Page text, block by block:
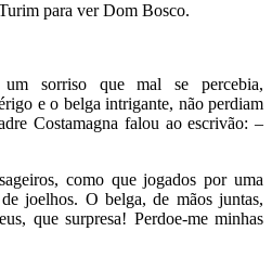
para ver Dom Bosco.
sorriso que mal se percebia,
e o belga intrigante, não perdiam
Costamagna falou ao escrivão: –
como que jogados por uma
joelhos. O belga, de mãos juntas,
que surpresa! Perdoe-me minhas